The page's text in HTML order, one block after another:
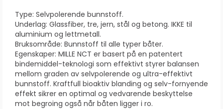
Type: Selvpolerende bunnstoff.
Underlag: Glassfiber, tre, jern, stål og betong. IKKE til
aluminium og lettmetall.
Bruksområde: Bunnstoff til alle typer båter.
Egenskaper: MILLE NCT er basert på en patentert
bindemiddel-teknologi som effektivt styrer balansen
mellom graden av selvpolerende og ultra-effektivt
bunnstoff. Kraftfull bioaktiv blanding og selv-fornyende
effekt sikrer en optimal og vedvarende beskyttelse
mot begroing også når båten ligger i ro.